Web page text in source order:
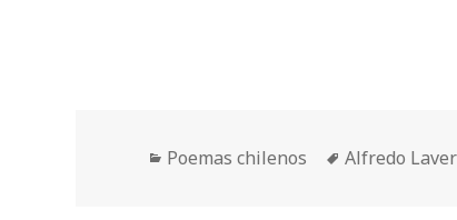
Categorías
Poemas chilenos Etiquetas
Alfredo